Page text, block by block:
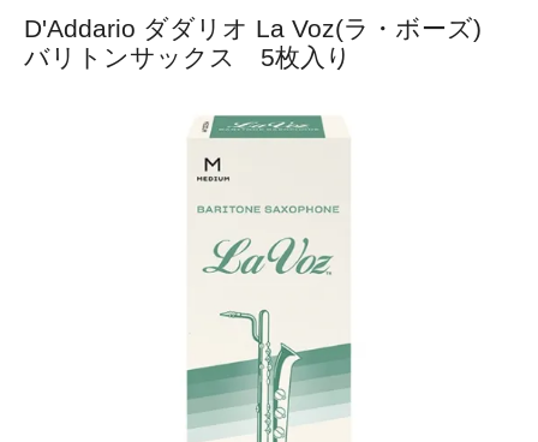
D'Addario ダダリオ La Voz(ラ・ボーズ)
バリトンサックス 5枚入り